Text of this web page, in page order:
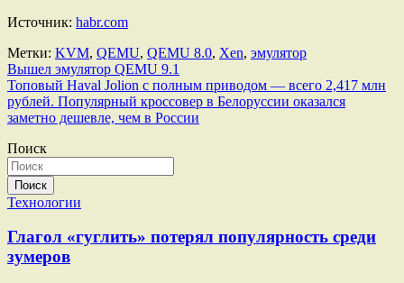
Источник: habr.com
Метки: KVM, QEMU, QEMU 8.0, Xen, эмулятор
Навигация
по
записям
Вышел эмулятор QEMU 9.1
Топовый Haval Jolion с полным приводом — всего 2,417 млн
рублей. Популярный кроссовер в Белоруссии оказался
заметно дешевле, чем в России
Поиск
Поиск
Технологии
Глагол «гуглить» потерял популярность среди
зумеров